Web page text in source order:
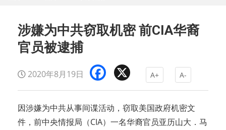
涉嫌为中共窃取机密 前CIA华裔
官员被逮捕
2020年8月19日 Facebook A+ A-
因涉嫌为中共从事间谍活动，窃取美国政府机密文
件，前中央情报局（CIA）一名华裔官员亚历山大．马